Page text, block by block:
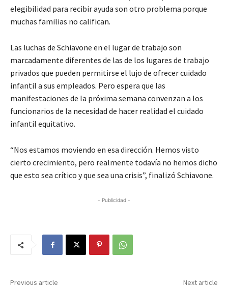
elegibilidad para recibir ayuda son otro problema porque
muchas familias no califican.
Las luchas de Schiavone en el lugar de trabajo son
marcadamente diferentes de las de los lugares de trabajo
privados que pueden permitirse el lujo de ofrecer cuidado
infantil a sus empleados. Pero espera que las
manifestaciones de la próxima semana convenzan a los
funcionarios de la necesidad de hacer realidad el cuidado
infantil equitativo.
“Nos estamos moviendo en esa dirección. Hemos visto
cierto crecimiento, pero realmente todavía no hemos dicho
que esto sea crítico y que sea una crisis”, finalizó Schiavone.
- Publicidad -
Previous article Next article